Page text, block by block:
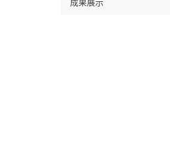
成果展示